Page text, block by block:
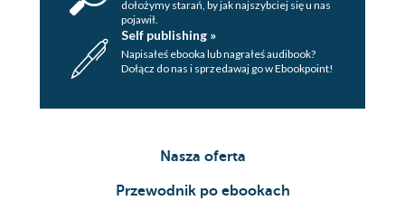
dołożymy starań, by jak najszybciej się u nas
pojawił.
Self publishing »
Napisałeś ebooka lub nagrałeś audibook?
Dołącz do nas i sprzedawaj go w Ebookpoint!
Nasza oferta
Przewodnik po ebookach